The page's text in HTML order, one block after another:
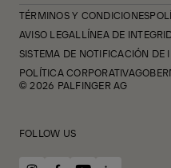
TÉRMINOS Y CONDICIONES
AVISO LEGALLÍNEA DE
SISTEMA DE NOTIFICACIÓN DE
POLÍTICA CORPORATIVA
© 2026 PALFINGER AG
FOLLOW US